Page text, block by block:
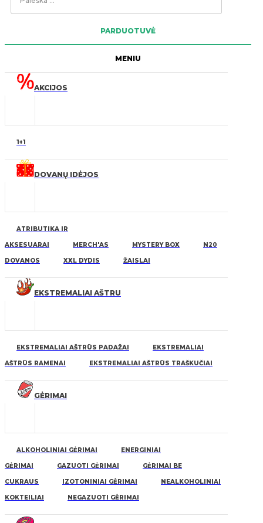
PARDUOTUVĖ
MENIU
AKCIJOS
1+1
DOVANŲ IDĖJOS
ATRIBUTIKA IR
AKSESUARAI MERCH'AS MYSTERY BOX N20
DOVANOS XXL DYDIS ŽAISLAI
EKSTREMALIAI AŠTRU
EKSTREMALIAI AŠTRŪS PADAŽAI EKSTREMALIAI
AŠTRŪS RAMENAI EKSTREMALIAI AŠTRŪS TRAŠKUČIAI
GĖRIMAI
ALKOHOLINIAI GĖRIMAI ENERGINIAI
GĖRIMAI GAZUOTI GĖRIMAI GĖRIMAI BE
CUKRAUS IZOTONINIAI GĖRIMAI NEALKOHOLINIAI
KOKTEILIAI NEGAZUOTI GĖRIMAI